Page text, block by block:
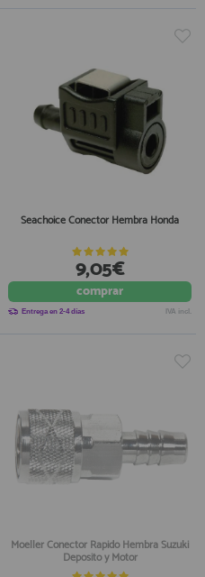
Seachoice Conector Hembra Honda
9,05€
comprar
Entrega en 2-4 días IVA incl.
Moeller Conector Rapido Hembra Suzuki
Deposito y Motor